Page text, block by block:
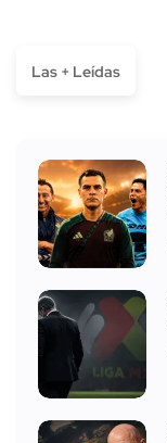
Las + Leídas